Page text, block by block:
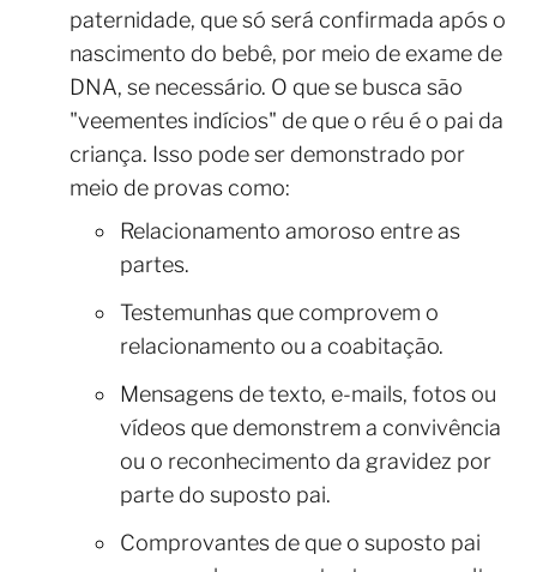
paternidade, que só será confirmada após o
nascimento do bebê, por meio de exame de
DNA, se necessário. O que se busca são
"veementes indícios" de que o réu é o pai da
criança. Isso pode ser demonstrado por
meio de provas como:
Relacionamento amoroso entre as
partes.
Testemunhas que comprovem o
relacionamento ou a coabitação.
Mensagens de texto, e-mails, fotos ou
vídeos que demonstrem a convivência
ou o reconhecimento da gravidez por
parte do suposto pai.
Comprovantes de que o suposto pai